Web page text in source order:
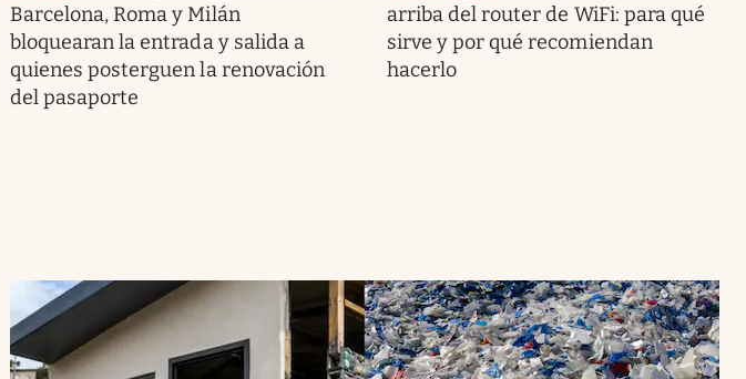
Barcelona, Roma y Milán
bloquearan la entrada y salida a
quienes posterguen la renovación
del pasaporte
arriba del router de WiFi: para qué
sirve y por qué recomiendan
hacerlo